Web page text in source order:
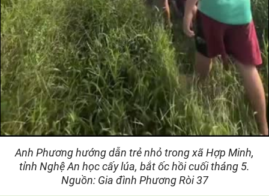
Anh Phương hướng dẫn trẻ nhỏ trong xã Hợp Minh,
tỉnh Nghệ An học cấy lúa, bắt ốc hồi cuối tháng 5.
Nguồn: Gia đình Phương Ròi 37